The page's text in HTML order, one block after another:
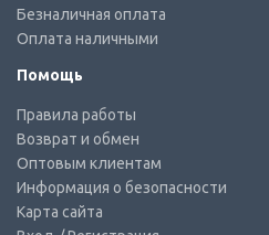
Безналичная оплата
Оплата наличными
Помощь
Правила работы
Возврат и обмен
Оптовым клиентам
Информация о безопасности
Карта сайта